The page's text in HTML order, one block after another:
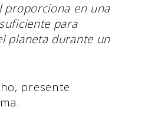
proporciona en una
para
planeta durante un
presente